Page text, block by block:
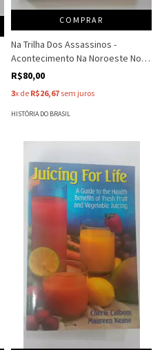
COMPRAR
Na Trilha Dos Assassinos -
Acontecimento Na Noroeste No
Princío Do Século Xx - Emmanuel
R$80,00
3x de R$26,67 sem juros
HISTÓRIA DO BRASIL